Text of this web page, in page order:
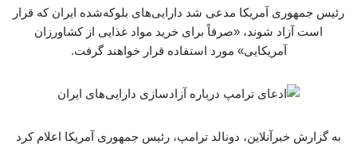
رئیس جمهوری آمریکا مدعی شد دارایی‌های بلوکه‌شده ایران که قرار
است آزاد شوند، «صرفاً برای خرید مواد غذایی از کشاورزان
آمریکایی» مورد استفاده قرار خواهند گرفت.
به گزارش خبرآنلاین، دونالد ترامپ، رئیس جمهوری آمریکا اعلام کرد